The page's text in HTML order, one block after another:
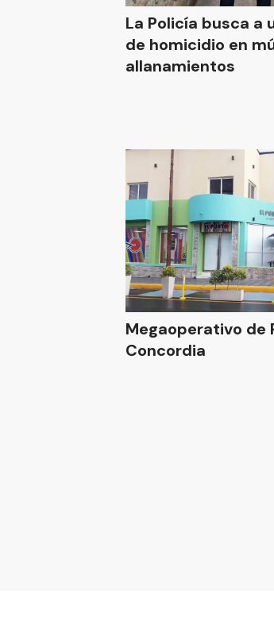
La Policía busca a
de homicidio en
allanamientos
Megaoperativo de
Concordia